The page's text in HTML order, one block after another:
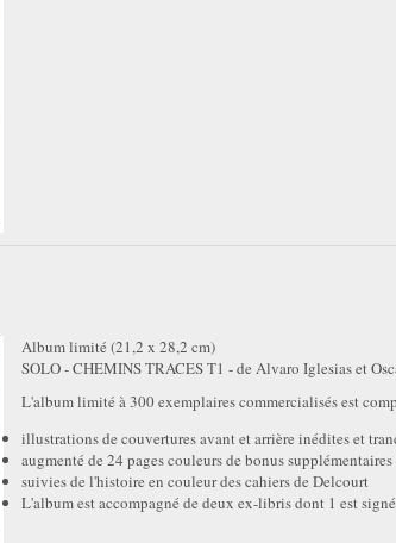
Album limité (21,2 x 28,2 cm)
SOLO - CHEMINS TRACES T1 - de Alvaro Iglesias et
L'album limité à 300 exemplaires commercialisés est
illustrations de couvertures avant et arrière inédites et
augmenté de 24 pages couleurs de bonus
suivies de l'histoire en couleur des cahiers de Delcourt
L'album est accompagné de deux ex-libris dont 1 est